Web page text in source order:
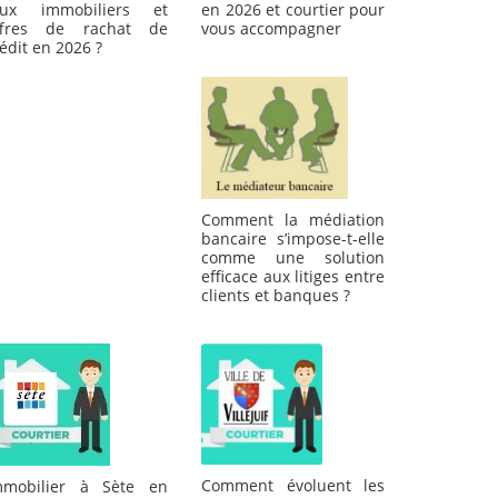
immobiliers et
de rachat de
en 2026 ?
en 2026 et courtier pour
vous accompagner
Comment la médiation
bancaire s’impose-t-elle
comme une solution
efficace aux litiges entre
clients et banques ?
à Sète en
Comment évoluent les